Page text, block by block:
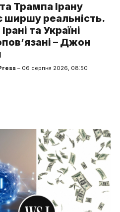
Трампа Ірану
ширшу реальність.
та Україні
– Джон
– 06 серпня 2026, 08:50